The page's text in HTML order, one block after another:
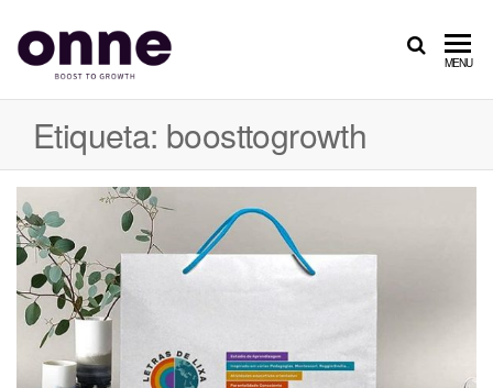
MENU
Etiqueta: boosttogrowth